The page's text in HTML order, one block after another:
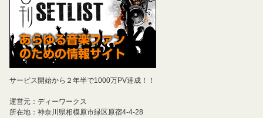
サービス開始から２年半で1000万PV達成！！
運営元：ディーワークス
所在地：神奈川県相模原市緑区原宿4-4-28